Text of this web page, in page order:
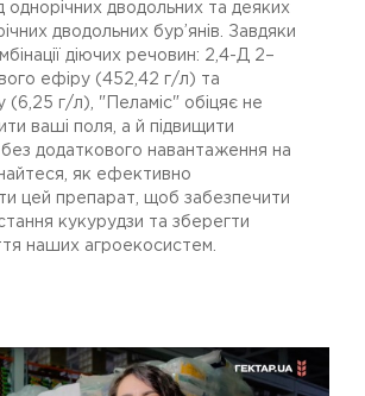
однорічних дводольних та деяких
дводольних бур’янів. Завдяки
діючих речовин: 2,4-Д 2–
ефіру (452,42 г/л) та
(6,25 г/л), "Пеламіс" обіцяє не
ваші поля, а й підвищити
додаткового навантаження на
як ефективно
цей препарат, щоб забезпечити
кукурудзи та зберегти
наших агроекосистем.